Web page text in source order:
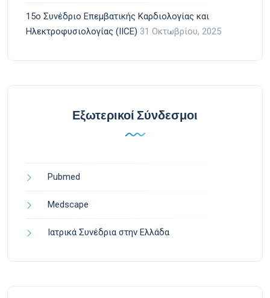
15ο Συνέδριο Επεμβατικής Καρδιολογίας και
Ηλεκτροφυσιολογίας (IICE) 31 Οκτωβρίου, 2025
Εξωτερικοί Σύνδεσμοι
Pubmed
Medscape
Ιατρικά Συνέδρια στην Ελλάδα